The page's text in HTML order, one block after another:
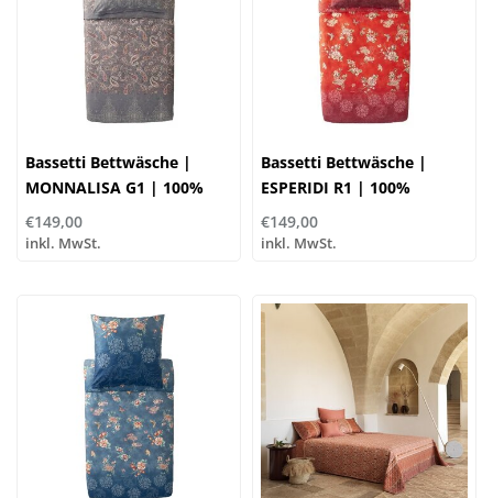
Bassetti Bettwäsche |
MONNALISA G1 | 100%
Baumwolle
€149,00
inkl. MwSt.
Bassetti Bettwäsche |
ESPERIDI R1 | 100%
Baumwolle
€149,00
inkl. MwSt.